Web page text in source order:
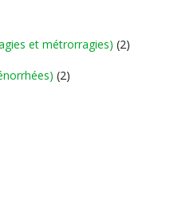
et métrorragies) (2)
(2)